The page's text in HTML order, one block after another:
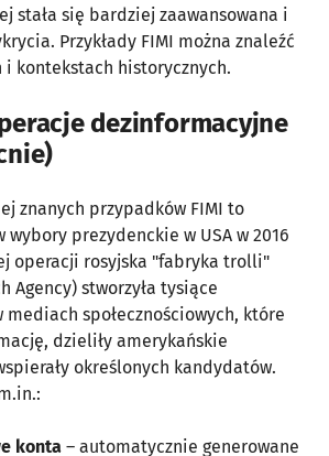
stała się bardziej zaawansowana i
Przykłady FIMI można znaleźć
i kontekstach historycznych.
dezinformacyjne
znanych przypadków FIMI to
wybory prezydenckie w USA w 2016
operacji rosyjska "fabryka trolli"
Agency) stworzyła tysiące
mediach społecznościowych, które
dzieliły amerykańskie
określonych kandydatów.
konta – automatycznie generowane